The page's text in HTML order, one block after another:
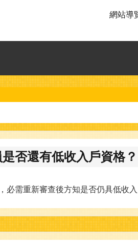
網站導
否還有低收入戶資格？
必需重新審查後方知是否仍具低收